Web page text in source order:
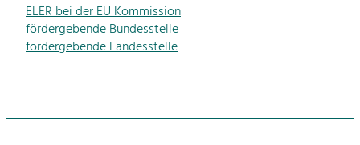
ELER bei der EU Kommission
fördergebende Bundesstelle
fördergebende Landesstelle